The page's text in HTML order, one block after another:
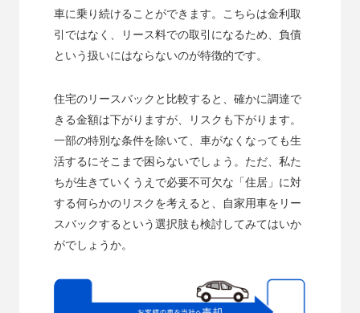
車に乗り続けることができます。こちらは金利取
引ではなく、リース料での取引になるため、負債
という扱いにはならないのが特徴的です。
住宅のリースバックと比較すると、確かに調達で
きる金額は下がりますが、リスクも下がります。
一部の特別な条件を除いて、車がなくなっても生
活するにそこまで困らないでしょう。ただ、私た
ちが生きていくうえで必要不可欠な「住居」に対
する何らかのリスクを考えると、自家用車をリー
スバックするという選択肢も検討してみてはいか
がでしょうか。